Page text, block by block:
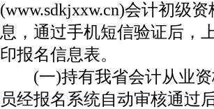
(www.sdkjxxw.cn)会计初级
息，通过手机短信验证后，
印报名信息表。
(一)持有我省会计从业资
员经报名系统自动审核通过